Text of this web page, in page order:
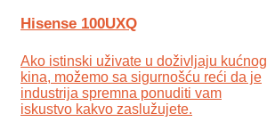
Hisense 100UXQ
Ako istinski uživate u doživljaju kućnog
kina, možemo sa sigurnošću reći da je
industrija spremna ponuditi vam
iskustvo kakvo zaslužujete.